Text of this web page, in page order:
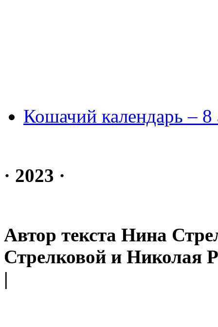
Кошачий календарь – 8
· 2023 ·
Автор текста Нина
Стрелковой и Николая
|